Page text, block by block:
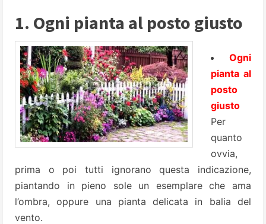
1. Ogni pianta al posto giusto
Ogni
pianta al
posto
giusto
Per
quanto
ovvia,
prima o poi tutti ignorano questa indicazione,
piantando in pieno sole un esemplare che ama
l’ombra, oppure una pianta delicata in balia del
vento.